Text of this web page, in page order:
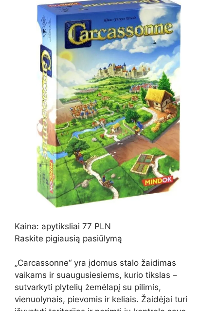
Kaina: apytiksliai 77 PLN
Raskite pigiausią pasiūlymą
„Carcassonne“ yra įdomus stalo žaidimas
vaikams ir suaugusiesiems, kurio tikslas –
sutvarkyti plytelių žemėlapį su pilimis,
vienuolynais, pievomis ir keliais. Žaidėjai turi